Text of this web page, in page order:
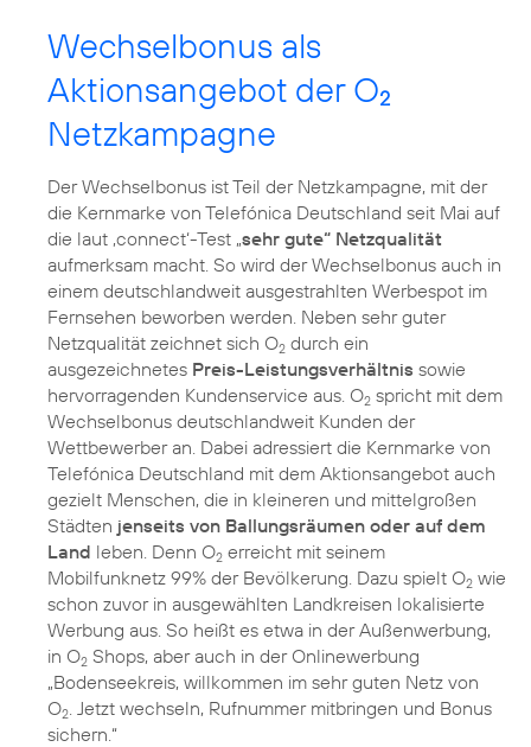
Wechselbonus als
Aktionsangebot der O2
Netzkampagne
Der Wechselbonus ist Teil der Netzkampagne, mit der
die Kernmarke von Telefónica Deutschland seit Mai auf
die laut ‚connect‘-Test „sehr gute“ Netzqualität
aufmerksam macht. So wird der Wechselbonus auch in
einem deutschlandweit ausgestrahlten Werbespot im
Fernsehen beworben werden. Neben sehr guter
Netzqualität zeichnet sich O2 durch ein
ausgezeichnetes Preis-Leistungsverhältnis sowie
hervorragenden Kundenservice aus. O2 spricht mit dem
Wechselbonus deutschlandweit Kunden der
Wettbewerber an. Dabei adressiert die Kernmarke von
Telefónica Deutschland mit dem Aktionsangebot auch
gezielt Menschen, die in kleineren und mittelgroßen
Städten jenseits von Ballungsräumen oder auf dem
Land leben. Denn O2 erreicht mit seinem
Mobilfunknetz 99% der Bevölkerung. Dazu spielt O2 wie
schon zuvor in ausgewählten Landkreisen lokalisierte
Werbung aus. So heißt es etwa in der Außenwerbung,
in O2 Shops, aber auch in der Onlinewerbung
„Bodenseekreis, willkommen im sehr guten Netz von
O2
. Jetzt wechseln, Rufnummer mitbringen und Bonus
sichern.“